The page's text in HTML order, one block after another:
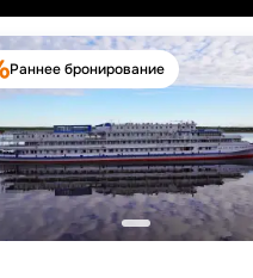
Раннее бронирование